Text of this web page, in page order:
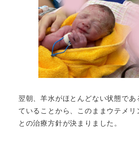
翌朝、羊水がほとんどない状態であ
ていることから、このままウテメリ
との治療方針が決まりました。